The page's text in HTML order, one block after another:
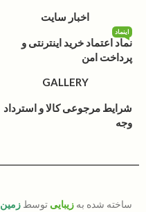
اخبار سایت
نماد اعتماد خرید اینترنتی و
پرداخت امن
اینماد
GALLERY
شرایط مرجوعی کالا و استرداد
وجه
ساخته شده به زیبایی توسط زمین